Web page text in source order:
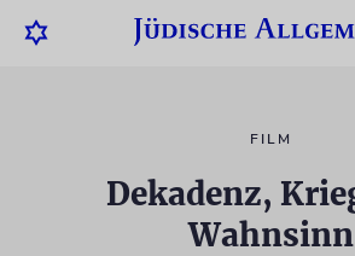
FILM
Dekadenz,
Wahnsinn